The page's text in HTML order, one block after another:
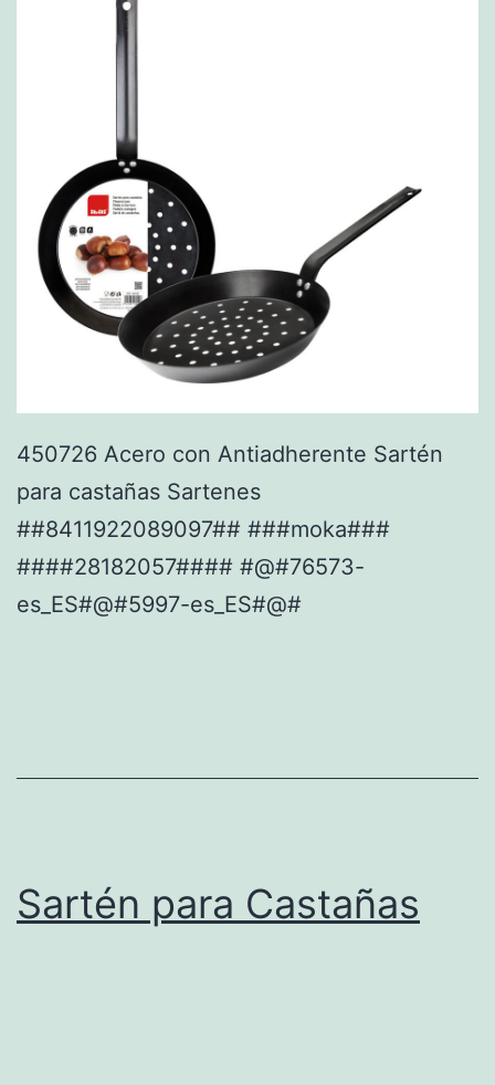
450726 Acero con Antiadherente Sartén
para castañas Sartenes
##8411922089097## ###moka###
####28182057#### #@#76573-
es_ES#@#5997-es_ES#@#
Sartén para Castañas